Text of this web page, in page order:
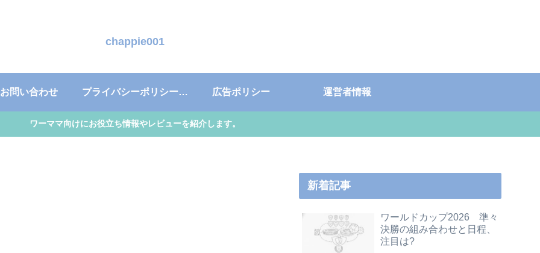
chappie001
お問い合わせ プライバシーポリシー・免責事項 広告ポリシー 運営者情報
ワーママ向けにお役立ち情報やレビューを紹介します。
新着記事
ワールドカップ2026 準々
決勝の組み合わせと日程、
注目は?